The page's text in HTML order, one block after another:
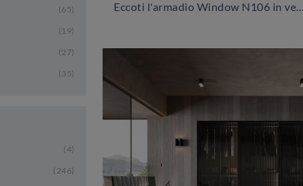
65
19
27
35
4
246